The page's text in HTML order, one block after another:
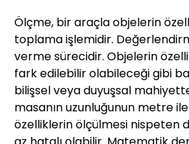
Ölçme, bir araçla objelerin
toplama işlemidir.
verme sürecidir. Objelerin
fark edilebilir olabileceği gibi
bilişsel veya duyuşsal
masanın uzunluğunun metre
özelliklerin ölçülmesi nispeten